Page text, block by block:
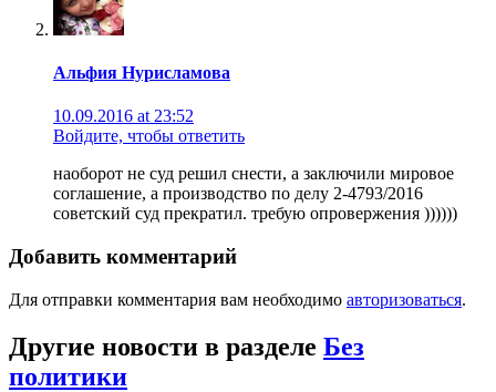
Альфия Нурисламова
10.09.2016 at 23:52
Войдите, чтобы ответить
наоборот не суд решил снести, а заключили мировое
соглашение, а производство по делу 2-4793/2016
советский суд прекратил. требую опровержения ))))))
Добавить комментарий
Для отправки комментария вам необходимо авторизоваться.
Другие новости в разделе Без
политики